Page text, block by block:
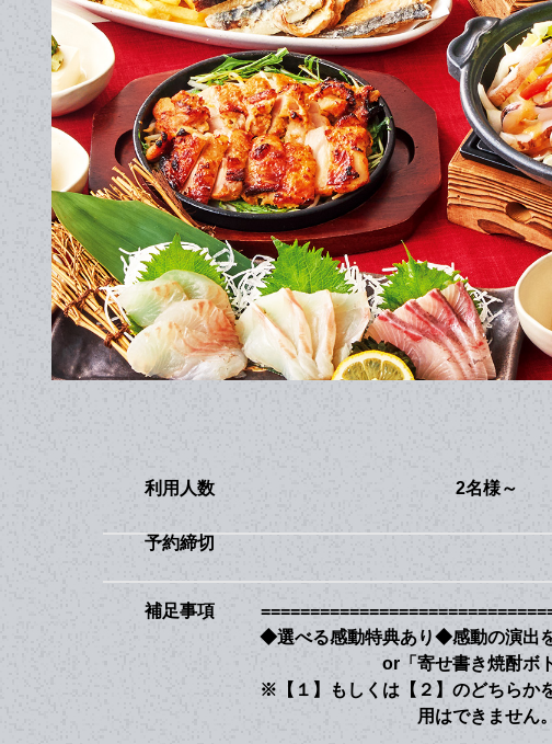
利用人数 2名様～
予約締切
補足事項
◆選べる感動特典あり◆感動の演出
or「寄せ書き焼酎ボ
※【１】もしくは【２】のどちらか
用はできません。